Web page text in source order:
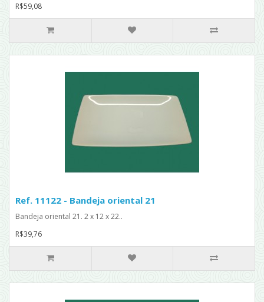
R$59,08
Ref. 11122 - Bandeja oriental 21
Bandeja oriental 21. 2 x 12 x 22..
R$39,76